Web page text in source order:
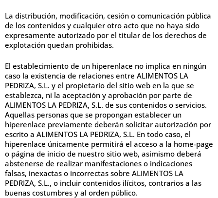
La distribución, modificación, cesión o comunicación pública
de los contenidos y cualquier otro acto que no haya sido
expresamente autorizado por el titular de los derechos de
explotación quedan prohibidas.
El establecimiento de un hiperenlace no implica en ningún
caso la existencia de relaciones entre ALIMENTOS LA
PEDRIZA, S.L. y el propietario del sitio web en la que se
establezca, ni la aceptación y aprobación por parte de
ALIMENTOS LA PEDRIZA, S.L. de sus contenidos o servicios.
Aquellas personas que se propongan establecer un
hiperenlace previamente deberán solicitar autorización por
escrito a ALIMENTOS LA PEDRIZA, S.L. En todo caso, el
hiperenlace únicamente permitirá el acceso a la home-page
o página de inicio de nuestro sitio web, asimismo deberá
abstenerse de realizar manifestaciones o indicaciones
falsas, inexactas o incorrectas sobre ALIMENTOS LA
PEDRIZA, S.L., o incluir contenidos ilícitos, contrarios a las
buenas costumbres y al orden público.